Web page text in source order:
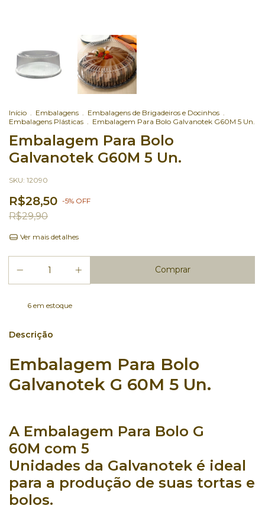
Início . Embalagens . Embalagens de Brigadeiros e Docinhos .
Embalagens Plásticas . Embalagem Para Bolo Galvanotek G60M 5 Un.
Embalagem Para Bolo
Galvanotek G60M 5 Un.
SKU: 12090
R$28,50 -5% OFF
R$29,90
Ver mais detalhes
6em estoque
Descrição
Embalagem Para Bolo
Galvanotek G 60M 5 Un.
A Embalagem Para Bolo G
60M com 5
Unidades da Galvanotek é ideal
para a produção de suas tortas e
bolos.